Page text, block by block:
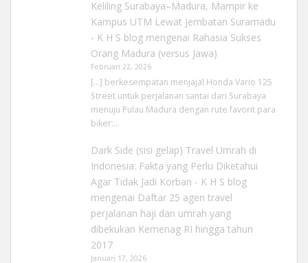
Keliling Surabaya–Madura, Mampir ke
Kampus UTM Lewat Jembatan Suramadu
- K H S blogmengenai Rahasia Sukses
Orang Madura (versus Jawa)
Februari 22, 2026
[…] berkesempatan menjajal Honda Vario 125
Street untuk perjalanan santai dari Surabaya
menuju Pulau Madura dengan rute favorit para
biker:…
Dark Side (sisi gelap) Travel Umrah di
Indonesia: Fakta yang Perlu Diketahui
Agar Tidak Jadi Korban - K H S blog
mengenai Daftar 25 agen travel
perjalanan haji dan umrah yang
dibekukan Kemenag RI hingga tahun
2017
Januari 17, 2026